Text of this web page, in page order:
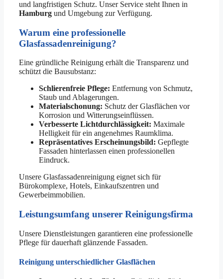
und langfristigen Schutz. Unser Service steht Ihnen in
Hamburg und Umgebung zur Verfügung.
Warum eine professionelle
Glasfassadenreinigung?
Eine gründliche Reinigung erhält die Transparenz und
schützt die Bausubstanz:
Schlierenfreie Pflege: Entfernung von Schmutz,
Staub und Ablagerungen.
Materialschonung: Schutz der Glasflächen vor
Korrosion und Witterungseinflüssen.
Verbesserte Lichtdurchlässigkeit: Maximale
Helligkeit für ein angenehmes Raumklima.
Repräsentatives Erscheinungsbild: Gepflegte
Fassaden hinterlassen einen professionellen
Eindruck.
Unsere Glasfassadenreinigung eignet sich für
Bürokomplexe, Hotels, Einkaufszentren und
Gewerbeimmobilien.
Leistungsumfang unserer Reinigungsfirma
Unsere Dienstleistungen garantieren eine professionelle
Pflege für dauerhaft glänzende Fassaden.
Reinigung unterschiedlicher Glasflächen